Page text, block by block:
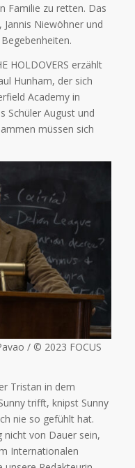
Familie zu retten. Das
Niewöhner und
HOLDOVERS erzählt
Hunham, der sich
Academy in
Schüler August und
müssen sich
/ © 2023 FOCUS
Tristan in dem
trifft, knipst Sunny
nie so gefühlt hat.
nicht von Dauer sein,
Internationalen